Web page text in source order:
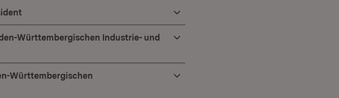
Württembergischen Industrie- und
Württembergischen